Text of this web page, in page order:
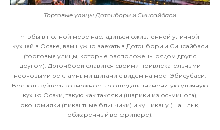
Торговые улицы Дотонбори и Синсайбаси
Чтобы в полной мере насладиться оживленной уличной
кухней в Осаке, вам нужно заехать в Дотонбори и Синсайбаси
(торговые улицы, которые расположены рядом друг с
другом). Дотонбори славится своими привлекательными
неоновыми рекламными щитами с видом на мост Эбисубаси.
Воспользуйтесь возможностью отведать знаменитую уличную
кухню Осаки, такую как такояки (шарики из осьминога),
окономияки (пикантные блинчики) и кушикацу (шашлык,
обжаренный во фритюре).